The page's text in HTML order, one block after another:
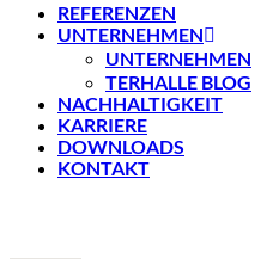
REFERENZEN
UNTERNEHMEN
UNTERNEHMEN
TERHALLE BLOG
NACHHALTIGKEIT
KARRIERE
DOWNLOADS
KONTAKT